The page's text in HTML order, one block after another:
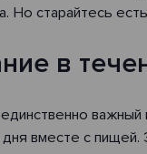
Но старайтесь
в
важный
вместе с